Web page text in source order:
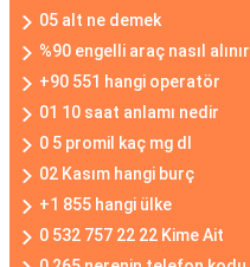
05 alt ne demek
%90 engelli araç nasıl alınır
+90 551 hangi operatör
01 10 saat anlamı nedir
0 5 promil kaç mg dl
02 Kasım hangi burç
+1 855 hangi ülke
0 532 757 22 22 Kime Ait